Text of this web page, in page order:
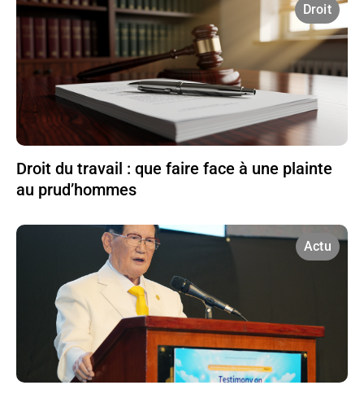
Droit
Droit du travail : que faire face à une plainte
au prud’hommes
Actu